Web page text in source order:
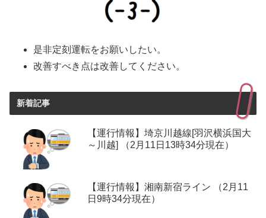
是非定刻運転をお願いしたい。
改善すべき点は改善してください。
新着記事
【運行情報】埼京川越線[羽沢横浜国大
～川越] （2月11日13時34分現在）
【運行情報】湘南新宿ライン （2月11
日9時34分現在）